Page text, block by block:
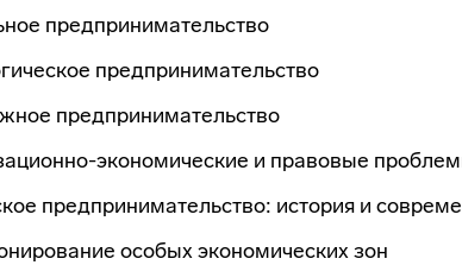
предпринимательство
предпринимательство
предпринимательство
экономические и правовые
предпринимательство: история и
особых экономических зон